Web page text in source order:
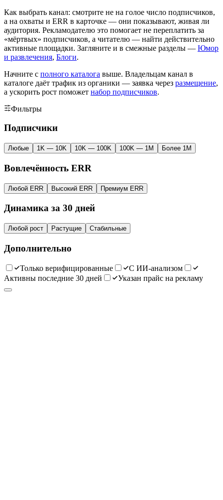
Как выбрать канал: смотрите не на голое число подписчиков,
а на охваты и ERR в карточке — они показывают, живая ли
аудитория. Рекламодателю это помогает не переплатить за
«мёртвых» подписчиков, а читателю — найти действительно
активные площадки. Загляните и в смежные разделы — Юмор
и развлечения, Блоги.
Начните с полного каталога выше. Владельцам канал в
каталоге даёт трафик из органики — заявка через размещение,
а ускорить рост поможет набор подписчиков.
Фильтры
Подписчики
Любые 1K — 10K 10K — 100K 100K — 1M Более 1M
Вовлечённость ERR
Любой ERR Высокий ERR Премиум ERR
Динамика за 30 дней
Любой рост Растущие Стабильные
Дополнительно
Только верифицированные
С ИИ-анализом
Активны последние 30 дней
Указан прайс на рекламу